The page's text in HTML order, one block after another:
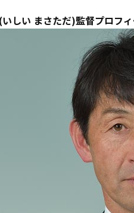
しい まさただ)監督プロフ